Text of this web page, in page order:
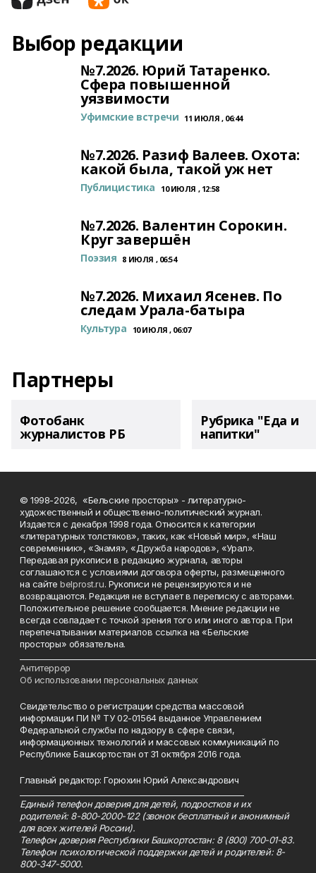
Выбор редакции
№7.2026. Юрий Татаренко.
Сфера повышенной
уязвимости
Уфимские встречи 11 ИЮЛЯ , 06:44
№7.2026. Разиф Валеев. Охота:
какой была, такой уж нет
Публицистика 10 ИЮЛЯ , 12:58
№7.2026. Валентин Сорокин.
Круг завершён
Поэзия 8 ИЮЛЯ , 06:54
№7.2026. Михаил Ясенев. По
следам Урала-батыра
Культура 10 ИЮЛЯ , 06:07
Партнеры
Фотобанк
журналистов РБ
Рубрика "Еда и
напитки"
© 1998-2026, «Бельские просторы» - литературно-
художественный и общественно-политический журнал.
Издается с декабря 1998 года. Относится к категории
«литературных толстяков», таких, как «Новый мир», «Наш
современник», «Знамя», «Дружба народов», «Урал».
Передавая рукописи в редакцию журнала, авторы
соглашаются с условиями договора оферты, размещенного
на сайтеbelprost.ru. Рукописи не рецензируются и не
возвращаются. Редакция не вступает в переписку с авторами.
Положительное решение сообщается. Мнение редакции не
всегда совпадает с точкой зрения того или иного автора. При
перепечатывании материалов ссылка на «Бельские
просторы» обязательна.
Антитеррор
Об использовании персональных данных
Свидетельство о регистрации средства массовой
информации ПИ № ТУ 02-01564 выданное Управлением
Федеральной службы по надзору в сфере связи,
информационных технологий и массовых коммуникаций по
Республике Башкортостан от 31 октября 2016 года.
Главный редактор: Горюхин Юрий Александрович
Единый телефон доверия для детей, подростков и их
родителей: 8-800-2000-122 (звонок бесплатный и анонимный
для всех жителей России).
Телефон доверия Республики Башкортостан: 8 (800) 700-01-83.
Телефон психологической поддержки детей и родителей: 8-
800-347-5000.